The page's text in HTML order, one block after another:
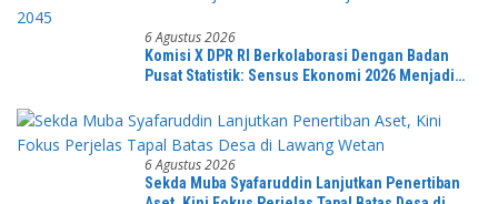
6 Agustus 2026
Komisi X DPR RI Berkolaborasi Dengan Badan
Pusat Statistik: Sensus Ekonomi 2026 Menjadi
6 Agustus 2026
Sekda Muba Syafaruddin Lanjutkan Penertiban